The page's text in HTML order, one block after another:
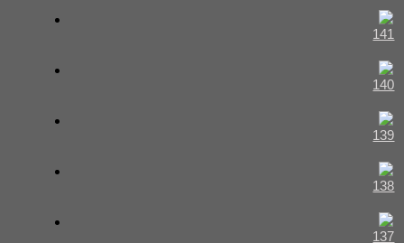
141
140
139
138
137